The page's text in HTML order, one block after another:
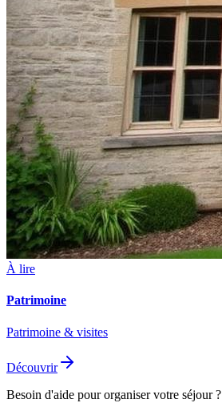
À lire
Patrimoine
Patrimoine & visites
Découvrir
Besoin d'aide pour organiser votre séjour ?